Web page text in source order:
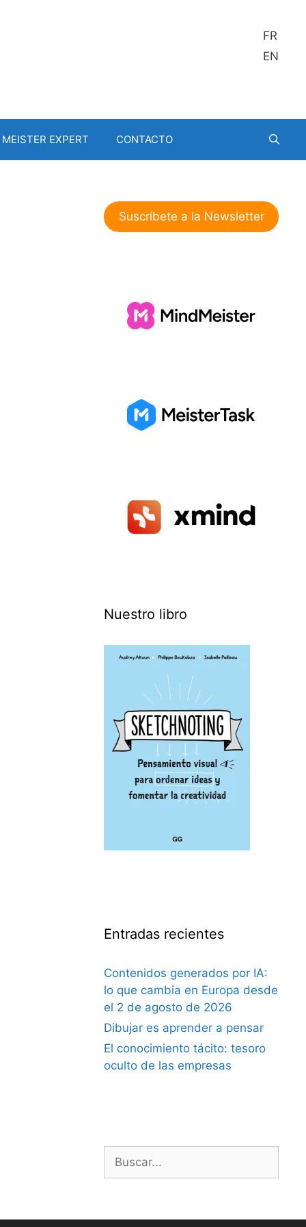
FR
EN
MEISTER EXPERT CONTACTO
Suscríbete a la Newsletter
Nuestro libro
Entradas recientes
Contenidos generados por IA:
lo que cambia en Europa desde
el 2 de agosto de 2026
Dibujar es aprender a pensar
El conocimiento tácito: tesoro
oculto de las empresas